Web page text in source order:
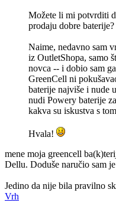
Možete li mi potvrditi
prodaju dobre baterije?
Naime, nedavno sam
iz OutletShopa, samo
novca -- i dobio sam
GreenCell ni
baterije najviše i nude
nudi Powery baterije
kakva su iskustva s
Hvala!
mene moja greencell
Dellu. Doduše naručio sam
Jedino da nije bila pravilno
Vrh